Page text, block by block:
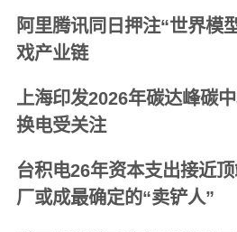
阿里腾讯同日押注“世界模
戏产业链
上海印发2026年碳达峰碳
换电受关注
台积电26年资本支出接近
厂或成最确定的“卖铲人”